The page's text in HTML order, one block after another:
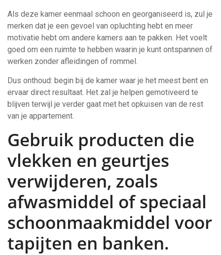
Als deze kamer eenmaal schoon en georganiseerd is, zul je
merken dat je een gevoel van opluchting hebt en meer
motivatie hebt om andere kamers aan te pakken. Het voelt
goed om een ruimte te hebben waarin je kunt ontspannen of
werken zonder afleidingen of rommel.
Dus onthoud: begin bij de kamer waar je het meest bent en
ervaar direct resultaat. Het zal je helpen gemotiveerd te
blijven terwijl je verder gaat met het opkuisen van de rest
van je appartement.
Gebruik producten die
vlekken en geurtjes
verwijderen, zoals
afwasmiddel of speciaal
schoonmaakmiddel voor
tapijten en banken.